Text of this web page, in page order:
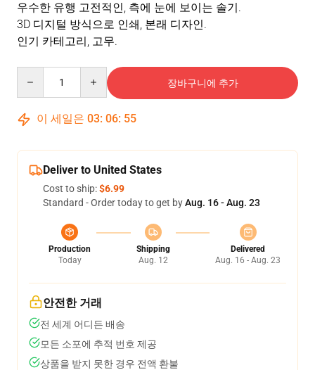
우수한 유행 고전적인, 측에 눈에 보이는 솔기.
3D 디지털 방식으로 인쇄, 본래 디자인.
인기 카테고리, 고무.
장바구니에 추가
이 세일은 03: 06: 54
Deliver to United States
Cost to ship:$6.99
Standard - Order today to get byAug. 16 - Aug. 23
Production
Today
Shipping
Aug. 12
Delivered
Aug. 16 - Aug. 23
안전한 거래
전 세계 어디든 배송
모든 소포에 추적 번호 제공
상품을 받지 못한 경우 전액 환불